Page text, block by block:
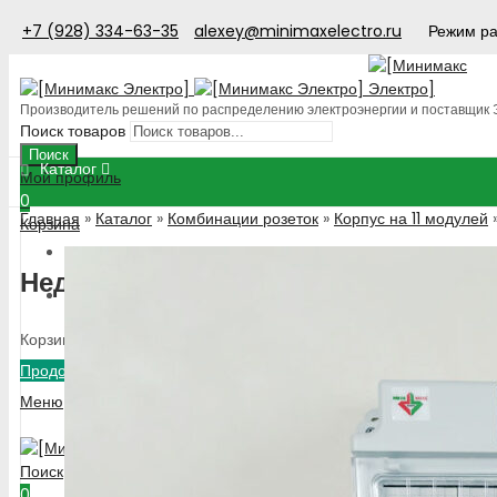
+7 (928) 334-63-35 alexey@minimaxelectro.ru Режим
Производитель решений по распределению электроэнергии и поставщик
Поиск товаров
Поиск
Мой профиль
0
Корзина
Недавно добавлено
Корзина пуста!
Продолжить покупки
Меню
Поиск
Каталог
Распродажа
Главная » Каталог » Комбинации розеток » Корпус на 11 модулей